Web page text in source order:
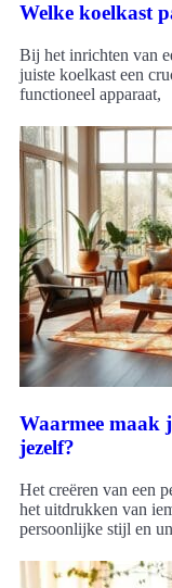
Welke koelkast
Bij het inrichten van
juiste koelkast een
functioneel apparaat,
Waarmee maak
jezelf?
Het creëren van een
het uitdrukken van
persoonlijke stijl en